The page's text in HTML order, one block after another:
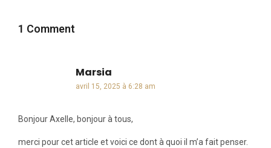
1 Comment
Marsia
avril 15, 2025 à 6:28 am
Bonjour Axelle, bonjour à tous,
merci pour cet article et voici ce dont à quoi il m’a fait penser.